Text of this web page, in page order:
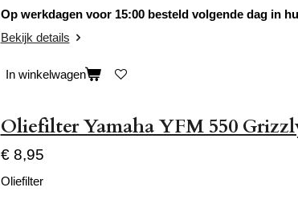
Op werkdagen voor 15:00 besteld volgende dag in
Bekijk details
In winkelwagen
Oliefilter Yamaha YFM 550
€ 8,95
Oliefilter